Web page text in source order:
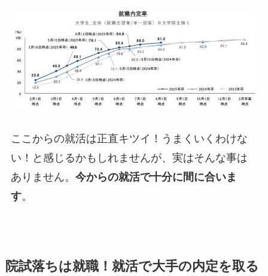
ここからの就活は正直キツイ！うまくいくわけな
い！と感じるかもしれませんが、実はそんな事は
ありません。 今からの就活で十分に間に合いま
す。
院試落ちは就職！就活で大手の内定を取る